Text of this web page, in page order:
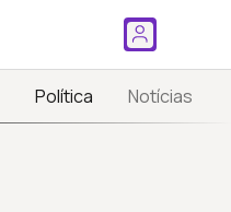
Política Notícias